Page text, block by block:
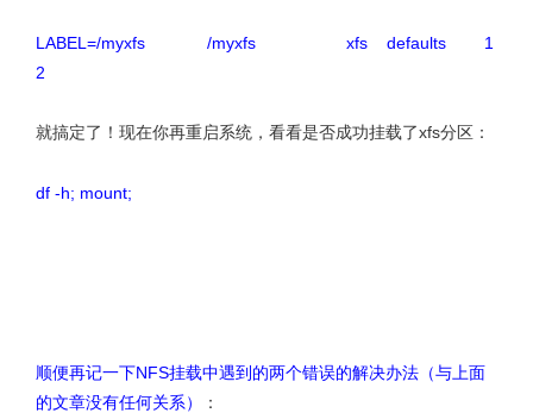
LABEL=/myxfs /myxfs xfs defaults 1
2
就搞定了！现在你再重启系统，看看是否成功挂载了xfs分区：
df -h; mount;
顺便再记一下NFS挂载中遇到的两个错误的解决办法（与上面
的文章没有任何关系）
：